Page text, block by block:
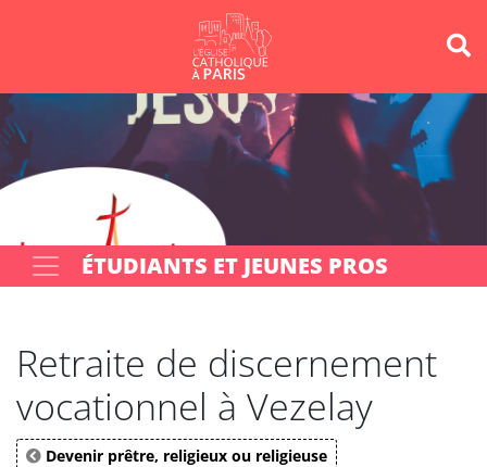
Votre recherche OK
ÉTUDIANTS ET JEUNES PROS
Retraite de discernement
vocationnel à Vezelay
Devenir prêtre, religieux ou religieuse
Panneau de gestion des cookies